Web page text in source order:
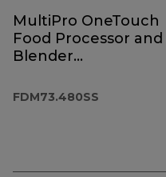
MultiPro OneTouch
Food Processor and
Blender
FDM73.480SS